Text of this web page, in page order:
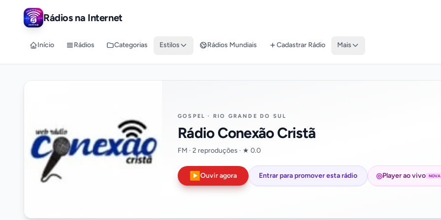
Rádios na Internet
Início Rádios Categorias Estilos Rádios Mundiais Cadastrar Rádio Mais
GOSPEL · RIO GRANDE DO SUL
Rádio Conexão Cristã
FM · 2 reproduções · ★ 0.0
▶ Ouvir agora Entrar para promover esta rádio ◎Player ao vivo